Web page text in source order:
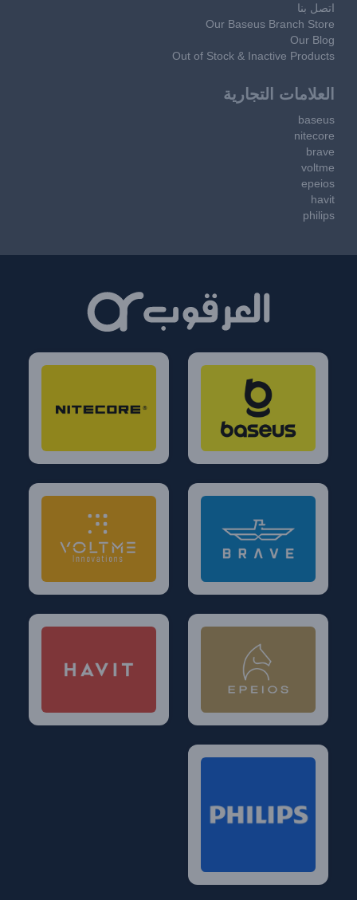
اتصل بنا
Our Baseus Branch Store
Our Blog
Out of Stock & Inactive Products
العلامات التجارية
baseus
nitecore
brave
voltme
epeios
havit
philips